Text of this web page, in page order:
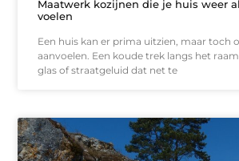
Maatwerk kozijnen die je huis weer
voelen
Een huis kan er prima uitzien, maar toch
aanvoelen. Een koude trek langs het
glas of straatgeluid dat net te